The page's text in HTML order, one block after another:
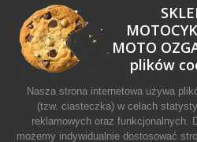
Informacja
Moje konto
Informacja o sklepie
MOTO
plików
Nasza strona internetowa używa
(tzw. ciasteczka) w celach
reklamowych oraz funkcjonalnych.
możemy indywidualnie dostosować